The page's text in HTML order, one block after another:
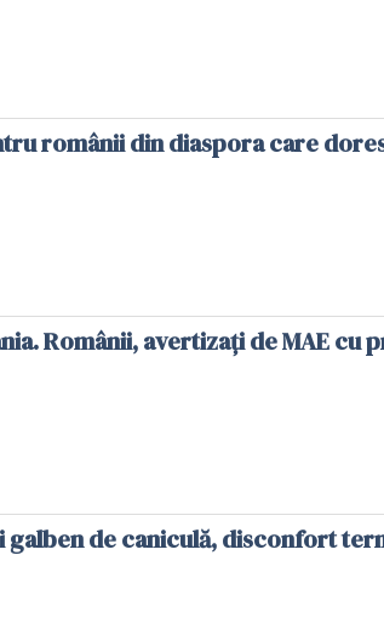
românii din diaspora care
Românii, avertizați de MAE cu
galben de caniculă, disconfort